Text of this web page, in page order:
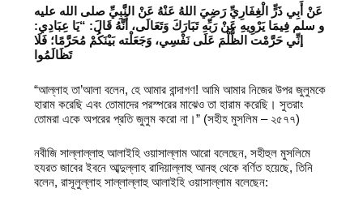
عَنْ أَبِي ذَرٍّ الْغِفَارِيِّ رَضِيَ اللهُ عَنْهُ عَنْ النَّبِيِّ صلى الله عليه
و سلم فِيمَا يَرْوِيهِ عَنْ رَبِّهِ تَبَارَكَ وَتَعَالَى، أَنَّهُ قَالَ: “يَا عِبَادِي:
إنِّي حَرَّمْت الظُّلْمَ عَلَى نَفْسِي، وَجَعَلْته بَيْنَكُمْ مُحَرَّمًا؛ فَلَا
تَظَالَمُوا
“আল্লাহ তা’আলা বলেন, হে আমার বান্দাগণ! আমি আমার নিজের উপর জুলুমকে
হারাম করেছি এবং তোমাদের পরস্পরের মাঝেও তা হারাম করেছি। সুতরাং
তোমরা একে অপরের প্রতি জুলুম করো না।” (সহীহ মুসলিম – ২৫৭৭)
নবীজি সাল্লাল্লাহু আলাইহি ওয়াসাল্লাম আরো বলেছেন, সহীহুল মুসলিমে
হযরত জাবের ইবনে আব্দুল্লাহ রাদিয়াল্লাহু আনহু থেকে বর্ণিত হয়েছে, তিনি
বলেন, রাসূলুল্লাহ সাল্লাল্লাহু আলাইহি ওয়াসাল্লাম বলেছেন: